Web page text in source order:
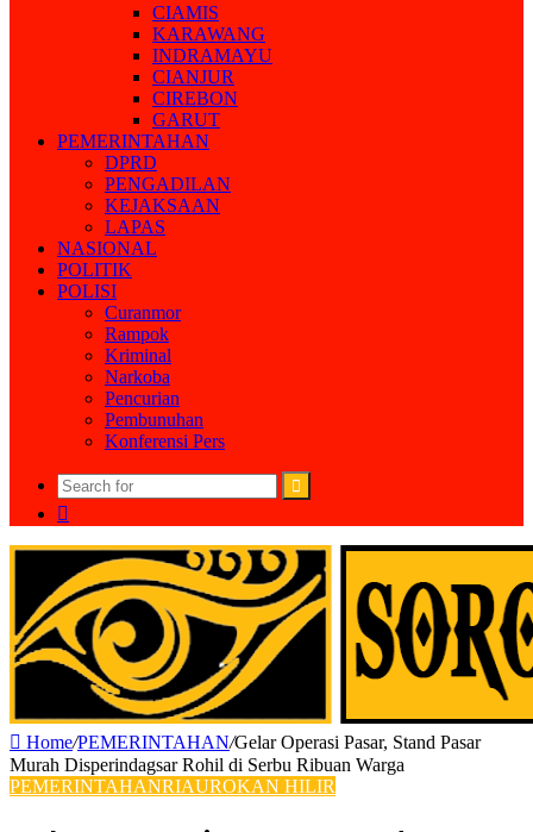
CIAMIS
KARAWANG
INDRAMAYU
CIANJUR
CIREBON
GARUT
PEMERINTAHAN
DPRD
PENGADILAN
KEJAKSAAN
LAPAS
NASIONAL
POLITIK
POLISI
Curanmor
Rampok
Kriminal
Narkoba
Pencurian
Pembunuhan
Konferensi Pers
Search
for
Article
Home/PEMERINTAHAN/Gelar Operasi Pasar, Stand Pasar
Murah Disperindagsar Rohil di Serbu Ribuan Warga
PEMERINTAHANRIAUROKAN HILIR